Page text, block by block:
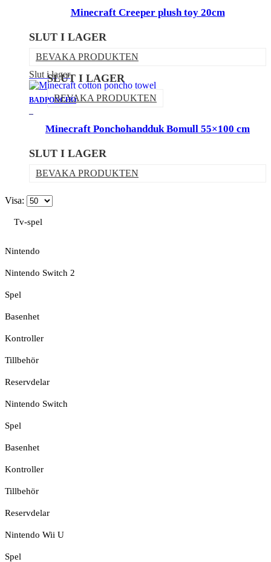
Minecraft Creeper plush toy 20cm
SLUT I LAGER
BEVAKA PRODUKTEN
Slut i lager
BADPONCHO
SLUT I LAGER
BEVAKA PRODUKTEN
Minecraft Ponchohandduk Bomull 55×100 cm
SLUT I LAGER
BEVAKA PRODUKTEN
Visa:
Tv-spel
Nintendo
Nintendo Switch 2
Spel
Basenhet
Kontroller
Tillbehör
Reservdelar
Nintendo Switch
Spel
Basenhet
Kontroller
Tillbehör
Reservdelar
Nintendo Wii U
Spel